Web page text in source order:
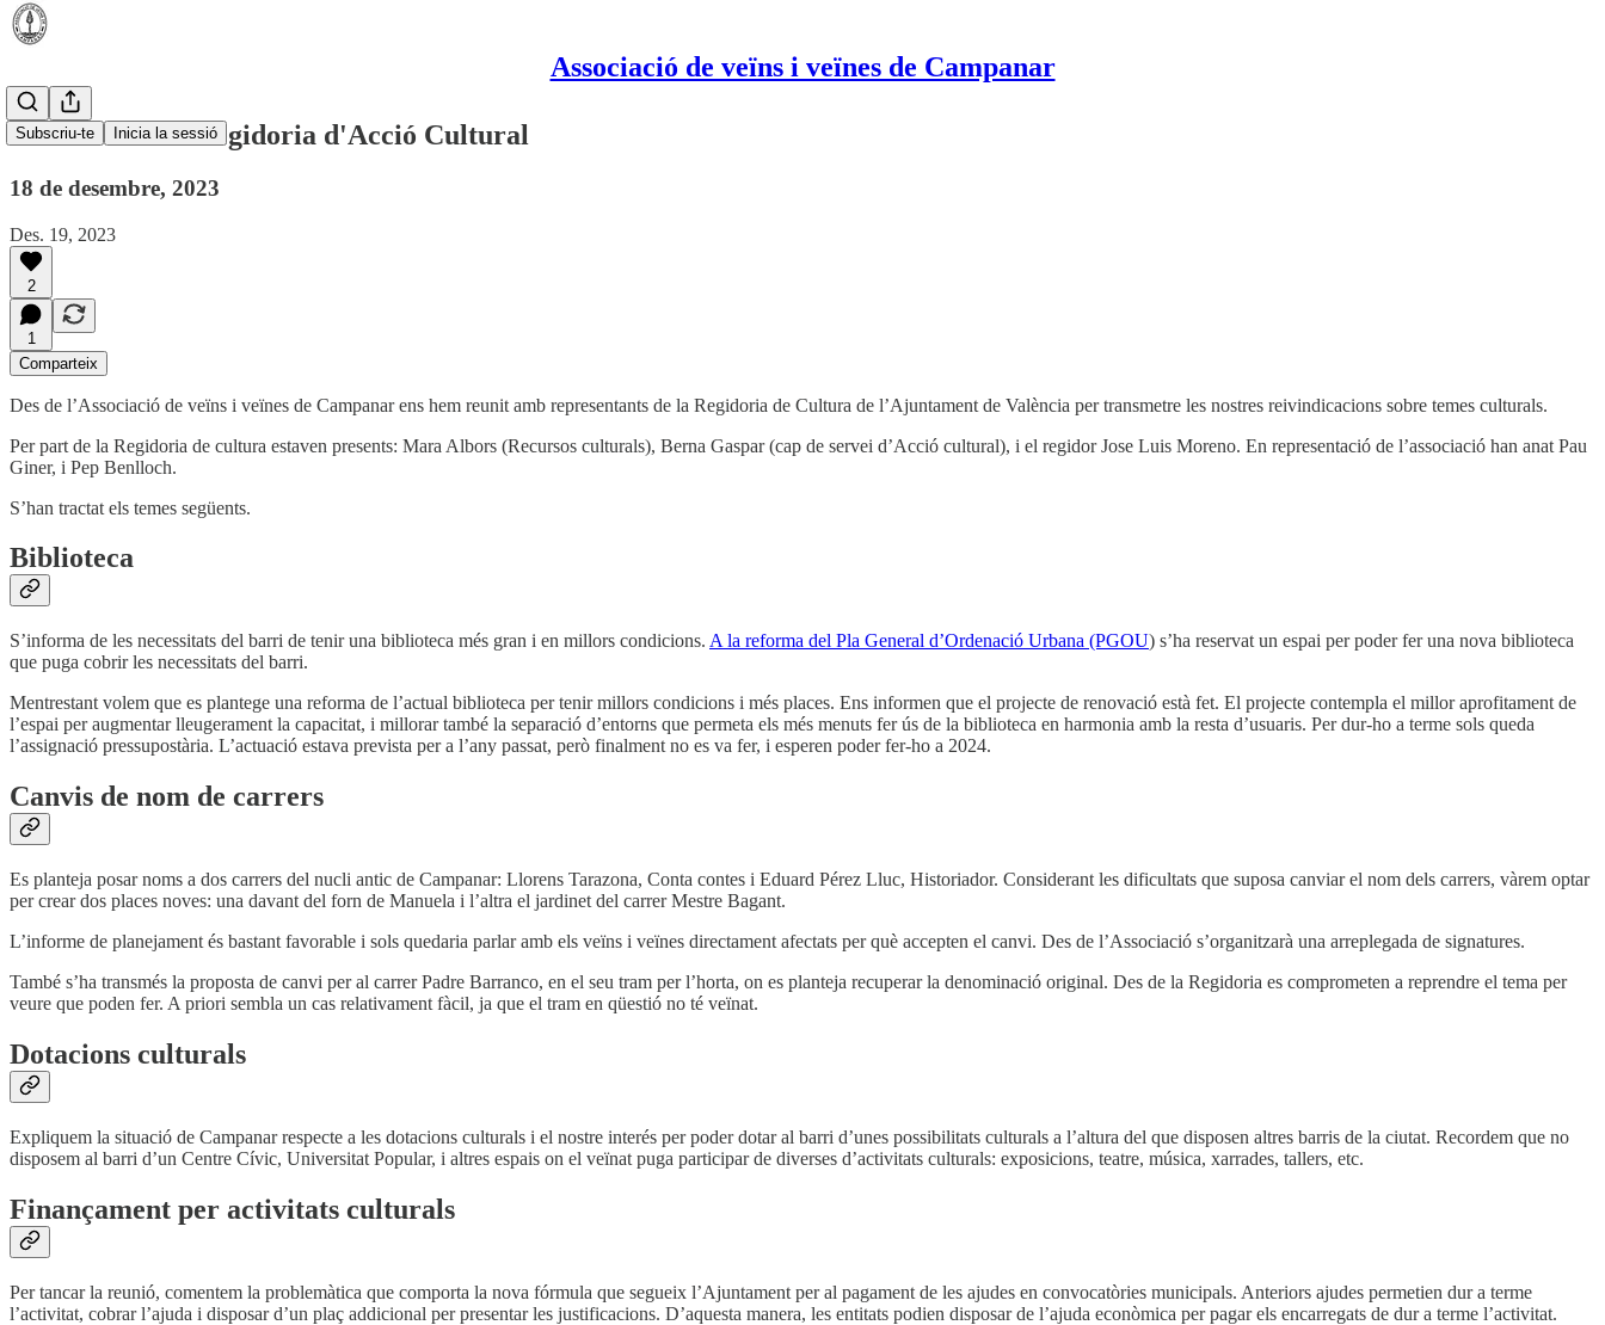
Associació de veïns i veïnes de Campanar
Subscriu-te Inicia la sessió
Reunió amb la Regidoria d'Acció Cultural
18 de desembre, 2023
Des. 19, 2023
2
1
Comparteix
Des de l’Associació de veïns i veïnes de Campanar ens hem reunit amb representants de la Regidoria de Cultura de l’Ajuntament de València per transmetre les nostres reivindicacions sobre temes culturals.
Per part de la Regidoria de cultura estaven presents: Mara Albors (Recursos culturals), Berna Gaspar (cap de servei d’Acció cultural), i el regidor Jose Luis Moreno. En representació de l’associació han anat Pau
Giner, i Pep Benlloch.
S’han tractat els temes següents.
Biblioteca
S’informa de les necessitats del barri de tenir una biblioteca més gran i en millors condicions. A la reforma del Pla General d’Ordenació Urbana (PGOU) s’ha reservat un espai per poder fer una nova biblioteca
que puga cobrir les necessitats del barri.
Mentrestant volem que es plantege una reforma de l’actual biblioteca per tenir millors condicions i més places. Ens informen que el projecte de renovació està fet. El projecte contempla el millor aprofitament de
l’espai per augmentar lleugerament la capacitat, i millorar també la separació d’entorns que permeta els més menuts fer ús de la biblioteca en harmonia amb la resta d’usuaris. Per dur-ho a terme sols queda
l’assignació pressupostària. L’actuació estava prevista per a l’any passat, però finalment no es va fer, i esperen poder fer-ho a 2024.
Canvis de nom de carrers
Es planteja posar noms a dos carrers del nucli antic de Campanar: Llorens Tarazona, Conta contes i Eduard Pérez Lluc, Historiador. Considerant les dificultats que suposa canviar el nom dels carrers, vàrem optar
per crear dos places noves: una davant del forn de Manuela i l’altra el jardinet del carrer Mestre Bagant.
L’informe de planejament és bastant favorable i sols quedaria parlar amb els veïns i veïnes directament afectats per què accepten el canvi. Des de l’Associació s’organitzarà una arreplegada de signatures.
També s’ha transmés la proposta de canvi per al carrer Padre Barranco, en el seu tram per l’horta, on es planteja recuperar la denominació original. Des de la Regidoria es comprometen a reprendre el tema per
veure que poden fer. A priori sembla un cas relativament fàcil, ja que el tram en qüestió no té veïnat.
Dotacions culturals
Expliquem la situació de Campanar respecte a les dotacions culturals i el nostre interés per poder dotar al barri d’unes possibilitats culturals a l’altura del que disposen altres barris de la ciutat. Recordem que no
disposem al barri d’un Centre Cívic, Universitat Popular, i altres espais on el veïnat puga participar de diverses d’activitats culturals: exposicions, teatre, música, xarrades, tallers, etc.
Finançament per activitats culturals
Per tancar la reunió, comentem la problemàtica que comporta la nova fórmula que segueix l’Ajuntament per al pagament de les ajudes en convocatòries municipals. Anteriors ajudes permetien dur a terme
l’activitat, cobrar l’ajuda i disposar d’un plaç addicional per presentar les justificacions. D’aquesta manera, les entitats podien disposar de l’ajuda econòmica per pagar els encarregats de dur a terme l’activitat.